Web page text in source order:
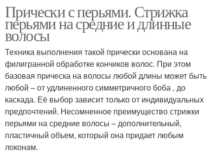
Прически с перьями. Стрижка
перьями на средние и длинные
волосы
Техника выполнения такой прически основана на
филигранной обработке кончиков волос. При этом
базовая прическа на волосы любой длины может быть
любой – от удлиненного симметричного боба , до
каскада. Её выбор зависит только от индивидуальных
предпочтений. Несомненное преимущество стрижки
перьями на средние волосы – дополнительный,
пластичный объем, который она придает любым
локонам.